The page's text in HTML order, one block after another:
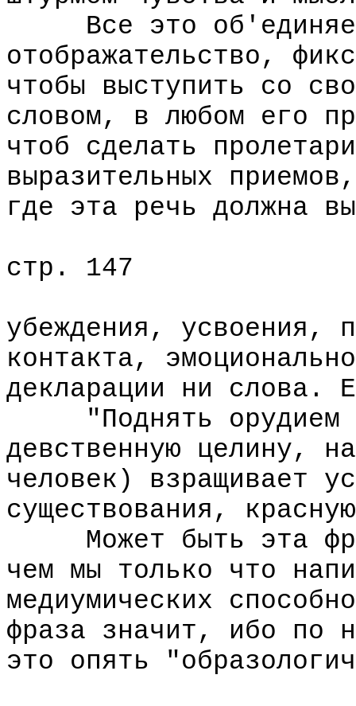
Все это
отображательство,
чтобы выступить со
словом, в любом его
чтоб сделать
выразительных
где эта речь должна
стр. 147
убеждения, усвоения,
контакта,
декларации ни слова.
"Поднять орудием
девственную целину,
человек) взращивает
существования,
Может быть эта
чем мы только что
медиумических
фраза значит, ибо по
это опять